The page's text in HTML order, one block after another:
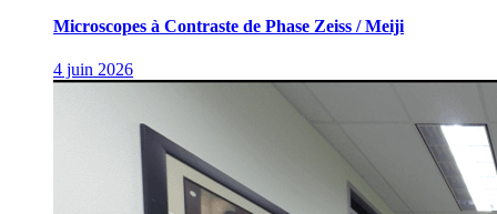
Microscopes à Contraste de Phase Zeiss / Meiji
4 juin 2026